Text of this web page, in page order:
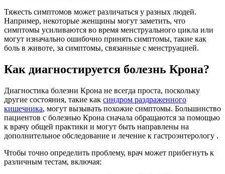
Тяжесть симптомов может различаться у разных людей.
Например, некоторые женщины могут заметить, что
симптомы усиливаются во время менструального цикла или
могут изначально ошибочно принять симптомы, такие как
боль в животе, за симптомы, связанные с менструацией.
Как диагностируется болезнь Крона?
Диагностика болезни Крона не всегда проста, поскольку
другие состояния, такие как синдром раздраженного
кишечника, могут вызывать похожие симптомы. Большинство
пациентов с болезнью Крона сначала обращаются за помощью
к врачу общей практики и могут быть направлены на
дополнительное обследование и лечение к гастроэнтерологу .
Чтобы точно определить проблему, врач может прибегнуть к
различным тестам, включая: